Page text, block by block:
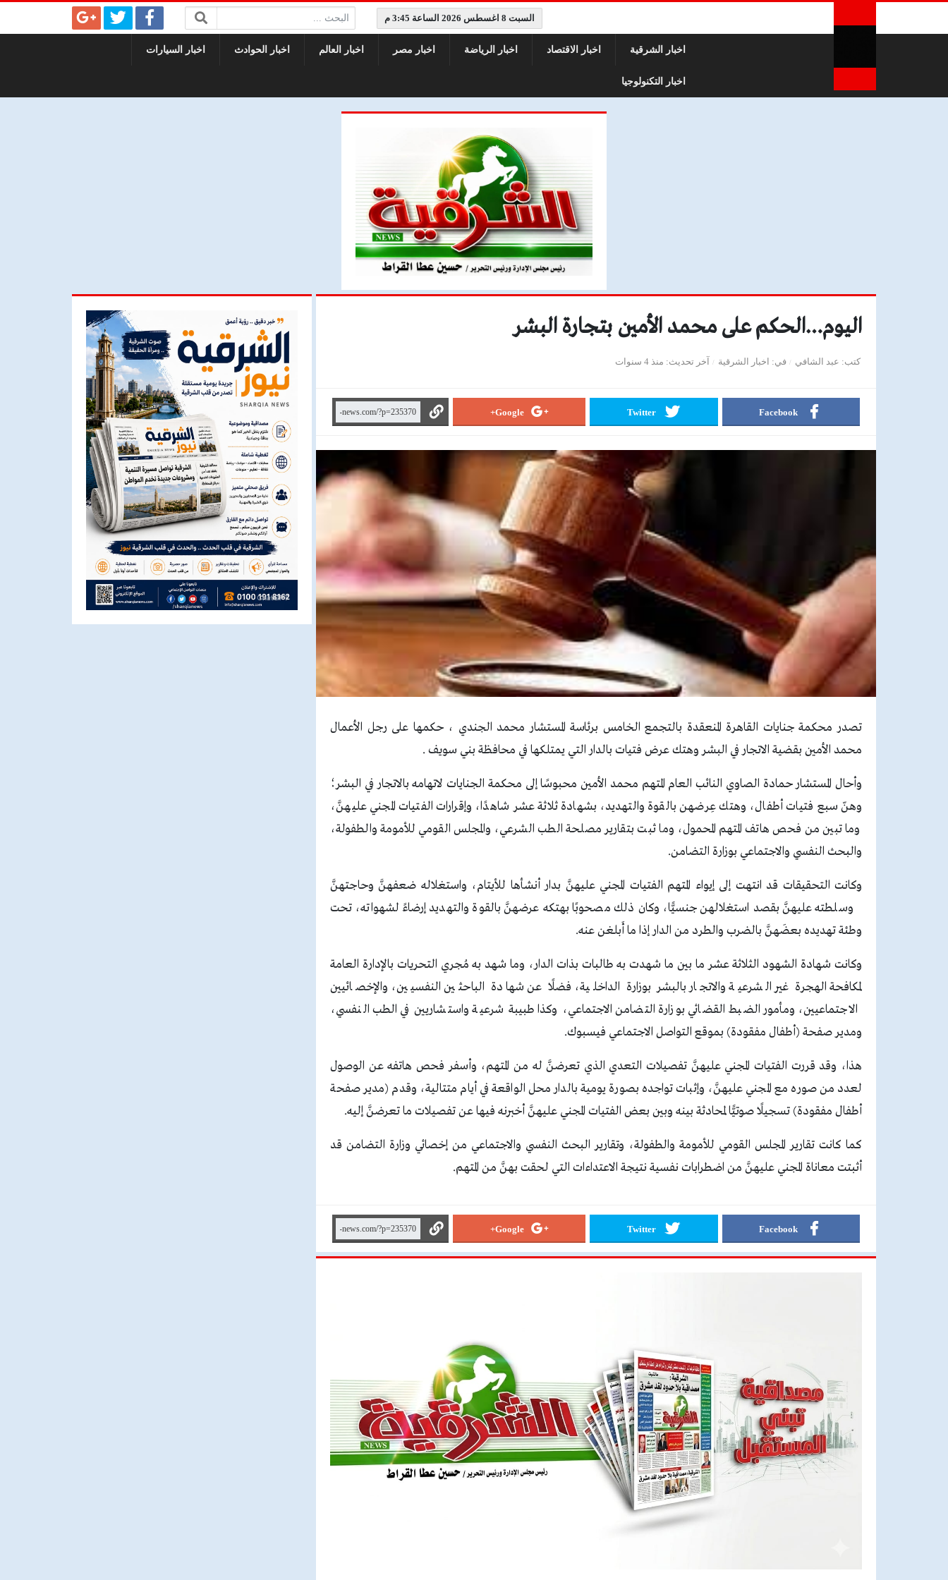
السبت 8 اغسطس 2026 الساعة 3:45 م البحث:
اخبار الشرقية اخبار الاقتصاد اخبار الرياضة اخبار مصر اخبار العالم اخبار الحوادث اخبار السيارات
اخبار التكنولوجيا
اليوم…الحكم على محمد الأمين بتجارة البشر
كتب عبد الشافي في اخبار الشرقية آخر تحديث منذ 4 سنوات
Facebook
Twitter
Google+
تصدر محكمة جنايات القاهرة المنعقدة بالتجمع الخامس برئاسة المستشار محمد الجندي ، حكمها على رجل الأعمال
محمد الأمين بقضية الاتجار في البشر وهتك عرض فتيات بالدار التي يمتلكها في محافظة بني سويف .
وأحال المستشار حمادة الصاوي النائب العام المتهم محمد الأمين محبوسًا إلى محكمة الجنايات لاتهامه بالاتجار في البشر؛
وهنّ سبع فتيات أطفال، وهتك عِرضهن بالقوة والتهديد، بشهادة ثلاثة عشر شاهدًا، وإقرارات الفتيات المجني عليهنَّ،
وما تبين من فحص هاتف المتهم المحمول، وما ثبت بتقارير مصلحة الطب الشرعي، والمجلس القومي للأمومة والطفولة،
والبحث النفسي والاجتماعي بوزارة التضامن.
وكانت التحقيقات قد انتهت إلى إيواء المتهم الفتيات المجني عليهنَّ بدار أنشأها للأيتام، واستغلاله ضعفهنَّ وحاجتهنَّ
وسلطته عليهنَّ بقصد استغلالهن جنسيًّا، وكان ذلك مصحوبًا بهتكه عرضهنَّ بالقوة والتهديد إرضاءً لشهواته، تحت
وطئة تهديده بعضَهنَّ بالضرب والطرد من الدار إذا ما أَبلغن عنه.
وكانت شهادة الشهود الثلاثة عشر ما بين ما شهدت به طالبات بذات الدار، وما شهد به مُجري التحريات بالإدارة العامة
لمكافحة الهجرة غير الشرعية والاتجار بالبشر بوزارة الداخلية، فضلًا عن شهادة الباحثين النفسيين، والإخصائيين
الاجتماعيين، ومأمور الضبط القضائي بوزارة التضامن الاجتماعي، وكذا طبيبة شرعية واستشاريين في الطب النفسي،
ومدير صفحة (أطفال مفقودة) بموقع التواصل الاجتماعي فيسبوك.
هذا، وقد قررت الفتيات المجني عليهنَّ تفصيلات التعدي الذي تعرضنَّ له من المتهم، وأسفر فحص هاتفه عن الوصول
لعدد من صوره مع المجني عليهنَّ، وإثبات تواجده بصورة يومية بالدار محل الواقعة في أيام متتالية، وقدم (مدير صفحة
أطفال مفقودة) تسجيلًا صوتيًّا لمحادثة بينه وبين بعض الفتيات المجني عليهنَّ أخبرنه فيها عن تفصيلات ما تعرضنَّ إليه.
كما كانت تقارير المجلس القومي للأمومة والطفولة، وتقارير البحث النفسي والاجتماعي من إخصائي وزارة التضامن قد
أثبتت معاناة المجني عليهنَّ من اضطرابات نفسية نتيجة الاعتداءات التي لحقت بهنَّ من المتهم.
Facebook
Twitter
Google+